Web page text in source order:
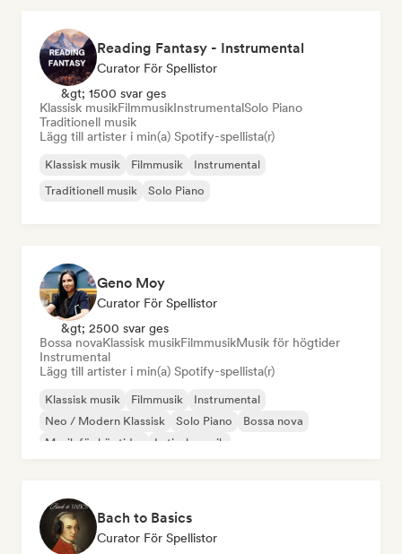
Reading Fantasy - Instrumental
Curator För Spellistor
&gt; 1500 svar ges
Klassisk musikFilmmusikInstrumentalSolo Piano
Traditionell musik
Lägg till artister i min(a) Spotify-spellista(r)
Klassisk musik Filmmusik
Instrumental
Traditionell musik
Solo Piano
Geno Moy
Curator För Spellistor
&gt; 2500 svar ges
Bossa novaKlassisk musikFilmmusikMusik för högtider
Instrumental
Lägg till artister i min(a) Spotify-spellista(r)
Klassisk musik Filmmusik
Instrumental
Neo / Modern Klassisk
Solo Piano
Bossa nova
Musik för högtider
Latinsk musik
Bach to Basics
Curator För Spellistor